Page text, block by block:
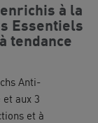
à la
Essentiels
tendance
Anti-
aux 3
et à